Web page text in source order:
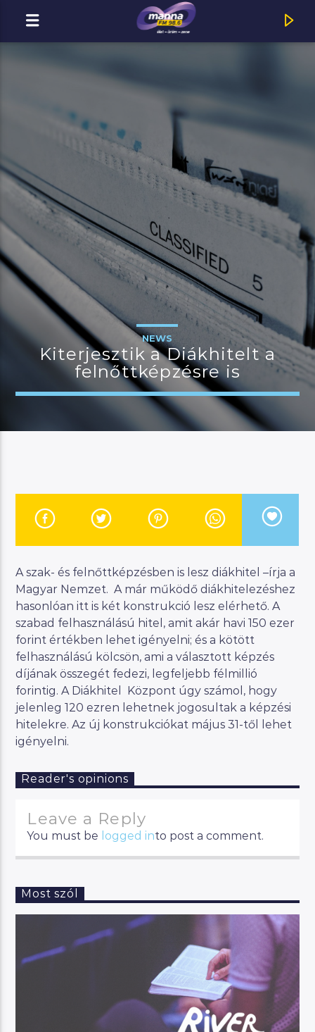
MOST ADÁSBAN
MannaFM
JELENLEGI MŰSOR
MANNA SELECTION BY
Manna FM
NEWS
Kiterjesztik a Diákhitelt a
felnőttképzésre is
A szak- és felnőttképzésben is lesz diákhitel –írja a
Magyar Nemzet. A már működő diákhitelezéshez
hasonlóan itt is két konstrukció lesz elérhető. A
szabad felhasználású hitel, amit akár havi 150 ezer
forint értékben lehet igényelni; és a kötött
felhasználású kölcsön, ami a választott képzés
díjának összegét fedezi, legfeljebb félmillió
forintig. A Diákhitel Központ úgy számol, hogy
jelenleg 120 ezren lehetnek jogosultak a képzési
hitelekre. Az új konstrukciókat május 31-től lehet
igényelni.
Reader's opinions
Leave a Reply
You must be logged into post a comment.
Most szól